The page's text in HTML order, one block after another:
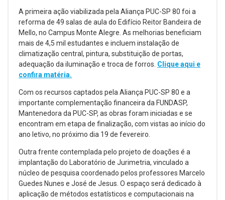
A primeira ação viabilizada pela Aliança PUC-SP 80 foi a
reforma de 49 salas de aula do Edifício Reitor Bandeira de
Mello, no Campus Monte Alegre. As melhorias beneficiam
mais de 4,5 mil estudantes e incluem instalação de
climatização central, pintura, substituição de portas,
adequação da iluminação e troca de forros. Clique aqui e
confira matéria.
Com os recursos captados pela Aliança PUC-SP 80 e a
importante complementação financeira da FUNDASP,
Mantenedora da PUC-SP, as obras foram iniciadas e se
encontram em etapa de finalização, com vistas ao início do
ano letivo, no próximo dia 19 de fevereiro.
Outra frente contemplada pelo projeto de doações é a
implantação do Laboratório de Jurimetria, vinculado a
núcleo de pesquisa coordenado pelos professores Marcelo
Guedes Nunes e José de Jesus. O espaço será dedicado à
aplicação de métodos estatísticos e computacionais na